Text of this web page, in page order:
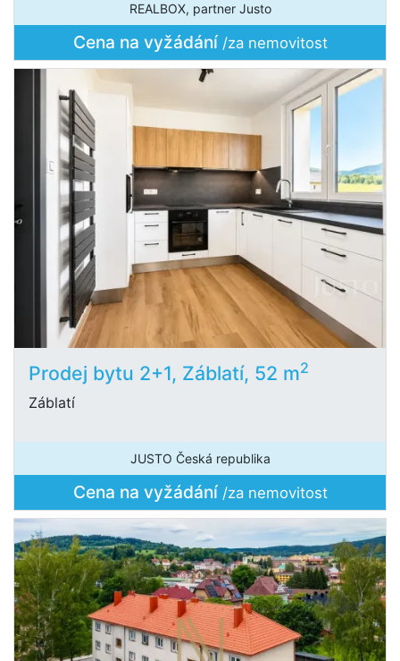
REALBOX, partner Justo
Cena na vyžádání /za nemovitost
Prodej bytu 2+1, Záblatí, 52 m2
Záblatí
JUSTO Česká republika
Cena na vyžádání /za nemovitost